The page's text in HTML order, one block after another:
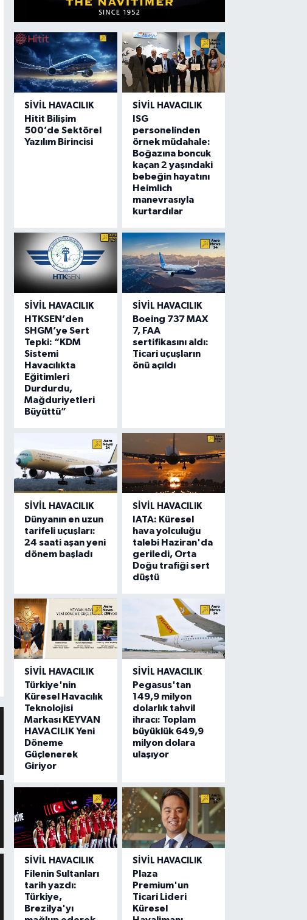
SIVIL HAVACILIK
Hitit Bilişim
500’de Sektörel
Yazılım Birincisi
SIVIL HAVACILIK
ISG
personelinden
örnek müdahale:
Boğazına boncuk
kaçan 2 yaşındaki
bebeğin hayatını
Heimlich
manevrasıyla
kurtardılar
SIVIL HAVACILIK
HTKSEN’den
SHGM’ye Sert
Tepki: “KDM
Sistemi
Havacılıkta
Eğitimleri
Durdurdu,
Mağduriyetleri
Büyüttü”
SIVIL HAVACILIK
Boeing 737 MAX
7, FAA
sertifikasını aldı:
Ticari uçuşların
önü açıldı
SIVIL HAVACILIK
Dünyanın en uzun
tarifeli uçuşları:
24 saati aşan yeni
dönem başladı
SIVIL HAVACILIK
IATA: Küresel
hava yolculuğu
talebi Haziran'da
geriledi, Orta
Doğu trafiği sert
düştü
SIVIL HAVACILIK
Türkiye'nin
Küresel Havacılık
Teknolojisi
Markası KEYVAN
HAVACILIK Yeni
Döneme
Güçlenerek
Giriyor
SIVIL HAVACILIK
Pegasus'tan
149,9 milyon
dolarlık tahvil
ihracı: Toplam
büyüklük 649,9
milyon dolara
ulaşıyor
SIVIL HAVACILIK
Filenin Sultanları
tarih yazdı:
Türkiye,
Brezilya'yı
SIVIL HAVACILIK
Plaza
Premium'un
Ticari Lideri
Küresel